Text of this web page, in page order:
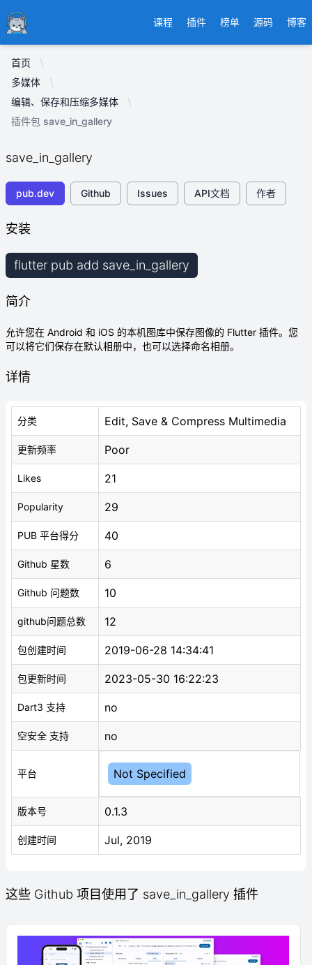
Ducafecat 课程 插件 榜单 源码 博客
首页
多媒体
编辑、保存和压缩多媒体
插件包 save_in_gallery
save_in_gallery
pub.dev Github Issues API文档 作者
安装
flutter pub add save_in_gallery
简介
允许您在 Android 和 iOS 的本机图库中保存图像的 Flutter 插件。您
可以将它们保存在默认相册中，也可以选择命名相册。
详情
分类 Edit, Save & Compress Multimedia
更新频率 Poor
Likes 21
Popularity 29
PUB 平台得分 40
Github 星数 6
Github 问题数 10
github问题总数 12
包创建时间 2019-06-28 14:34:41
包更新时间 2023-05-30 16:22:23
Dart3 支持 no
空安全 支持 no
平台 Not Specified
版本号 0.1.3
创建时间 Jul, 2019
这些 Github 项目使用了 save_in_gallery 插件